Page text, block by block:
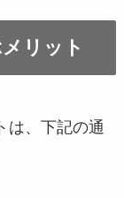
リット
は、下記の通